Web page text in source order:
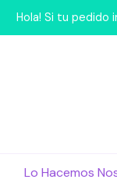
Lo Hacemos
Hola! Si tu pedido
Inicio Lo